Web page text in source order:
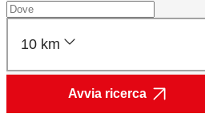
10 km
Avvia ricerca